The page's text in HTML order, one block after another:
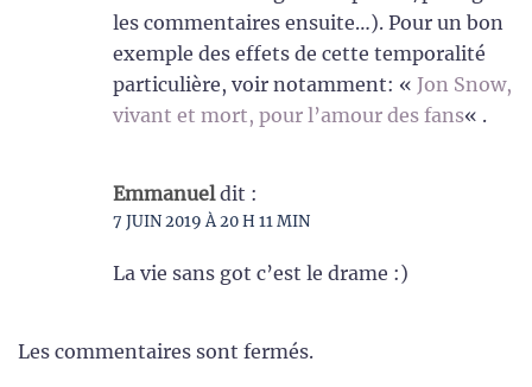
les commentaires ensuite…). Pour un bon
exemple des effets de cette temporalité
particulière, voir notamment: « Jon Snow,
vivant et mort, pour l’amour des fans« .
Emmanuel dit :
7 JUIN 2019 À 20 H 11 MIN
La vie sans got c’est le drame :)
Les commentaires sont fermés.